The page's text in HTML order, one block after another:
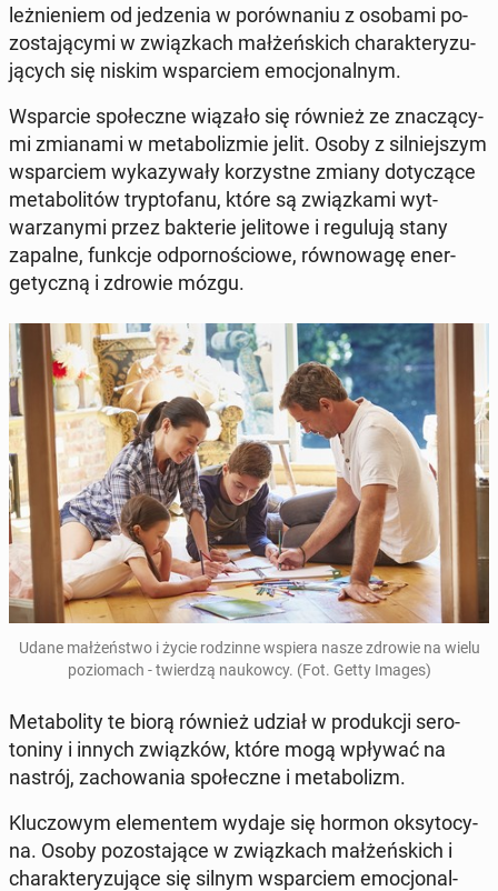
leżnie­niem od jedzenia w porów­na­niu z osobami po­
zosta­ją­cy­mi w związkach małżeńs­kich charak­teryzu­
ją­cych się niskim ws­par­ciem emocjon­al­nym.
Ws­par­cie społeczne wiązało się również ze znaczą­cy­
mi zmi­ana­mi w me­tab­o­lizmie jelit. Osoby z sil­niejszym
ws­par­ciem wykazy­wały ko­rzystne zmiany doty­czące
metabolitów trypto­fanu, które są związka­mi wyt­
warzany­mi przez bak­terie jeli­towe i reg­u­lu­ją stany
zapalne, funkcje odpornoś­ciowe, równowagę en­er­
gety­czną i zdrowie mózgu.
Udane małżeńst­wo i życie rodzinne wspiera nasze zdrowie na wielu
poziomach - twierdzą naukow­cy. (Fot. Getty Images)
Metaboli­ty te biorą również udział w pro­dukcji sero­
toniny i innych związków, które mogą wpływać na
nastrój, za­chowa­nia społeczne i me­tab­o­lizm.
Kluc­zowym el­e­mentem wydaje się hormon oksy­to­cy­
na. Osoby po­zosta­jące w związkach małżeńs­kich i
charak­teryzu­jące się silnym ws­par­ciem emocjon­al­